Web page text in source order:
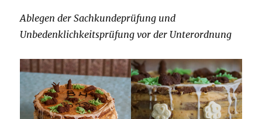
Ablegen der Sachkundeprüfung und
Unbedenklichkeitsprüfung vor der Unterordnung